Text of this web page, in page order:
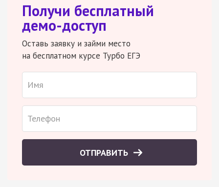
Получи бесплатный
демо-доступ
Оставь заявку и займи место
на бесплатном курсе Турбо ЕГЭ
ОТПРАВИТЬ